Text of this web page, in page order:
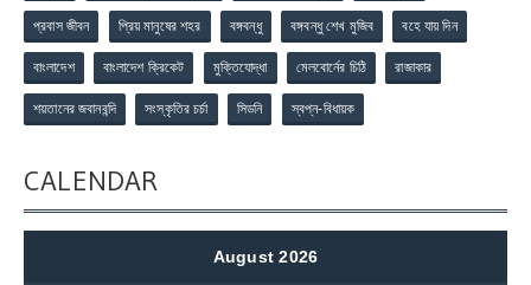
প্রবাস জীবন প্রিয় মানুষের শহর বঙ্গবন্ধু বঙ্গবন্ধু শেখ মুজিব বহে যায় দিন
বাংলাদেশ বাংলাদেশ ক্রিকেট মুক্তিযোদ্ধা মেলবোর্নের চিঠি রাজাকার
শয়তানের জবানবন্দি সংস্কৃতির চর্চা সিডনি স্বপ্ন-বিধায়ক
CALENDAR
August 2026